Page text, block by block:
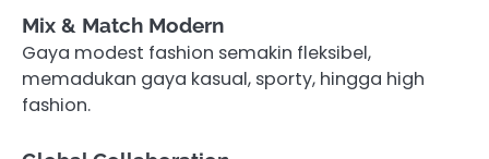
Mix & Match Modern
Gaya modest fashion semakin fleksibel,
memadukan gaya kasual, sporty, hingga high
fashion.